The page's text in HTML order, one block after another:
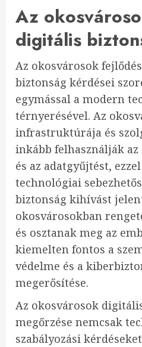
Az
digitális
Az okosvárosok
biztonság kérdései
egymással a modern
térnyerésével. Az
infrastruktúrája és
inkább felhasználják
és az adatgyűjtést,
technológiai
biztonság kihívást
okosvárosokban
és osztanak meg az
kiemelten fontos a
védelme és a
megerősítése.
Az okosvárosok
megőrzése nemcsak
szabályozási